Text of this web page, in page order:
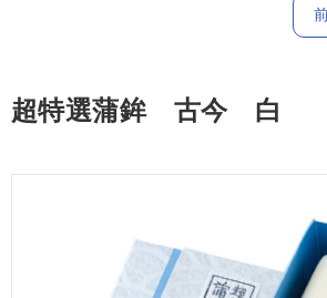
超特選蒲鉾 古今 白